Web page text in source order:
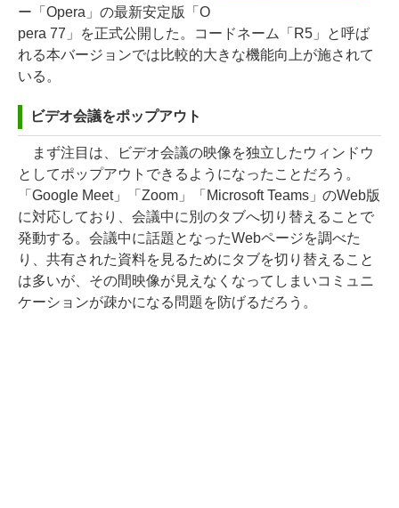
ー「Opera」の最新安定版「O
pera 77」を正式公開した。コードネーム「R5」と呼ば
れる本バージョンでは比較的大きな機能向上が施されて
いる。
ビデオ会議をポップアウト
まず注目は、ビデオ会議の映像を独立したウィンドウ
としてポップアウトできるようになったことだろう。
「Google Meet」「Zoom」「Microsoft Teams」のWeb版
に対応しており、会議中に別のタブへ切り替えることで
発動する。会議中に話題となったWebページを調べた
り、共有された資料を見るためにタブを切り替えること
は多いが、その間映像が見えなくなってしまいコミュニ
ケーションが疎かになる問題を防げるだろう。